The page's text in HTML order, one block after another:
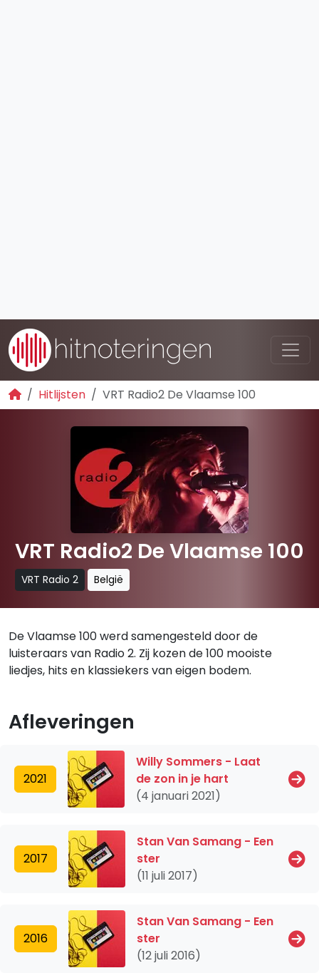
Hitlijsten VRT Radio2 De Vlaamse 100
VRT Radio2 De Vlaamse 100
VRT Radio 2 België
De Vlaamse 100 werd samengesteld door de
luisteraars van Radio 2. Zij kozen de 100 mooiste
liedjes, hits en klassiekers van eigen bodem.
Afleveringen
2021
Willy Sommers - Laat
de zon in je hart
(4 januari 2021)
2017
Stan Van Samang - Een
ster
(11 juli 2017)
2016
Stan Van Samang - Een
ster
(12 juli 2016)